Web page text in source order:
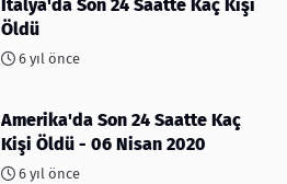
İtalya'da Son 24 Saatte Kaç Kişi
Öldü
6 yıl önce
Amerika'da Son 24 Saatte Kaç
Kişi Öldü - 06 Nisan 2020
6 yıl önce